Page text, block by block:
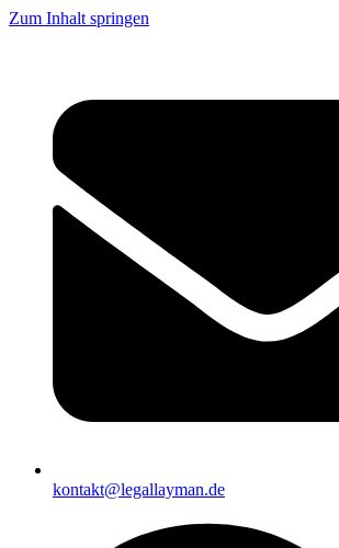
Zum Inhalt springen
kontakt@legallayman.de